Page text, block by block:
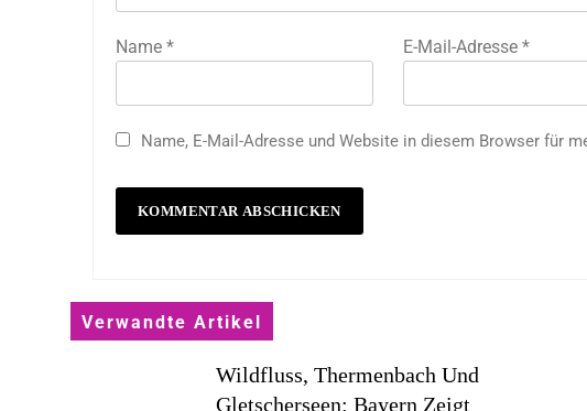
Name * E-Mail-Adresse *
Name, E-Mail-Adresse und Website in diesem Browser für
Verwandte Artikel
Wildfluss, Thermenbach Und
Gletscherseen: Bayern Zeigt